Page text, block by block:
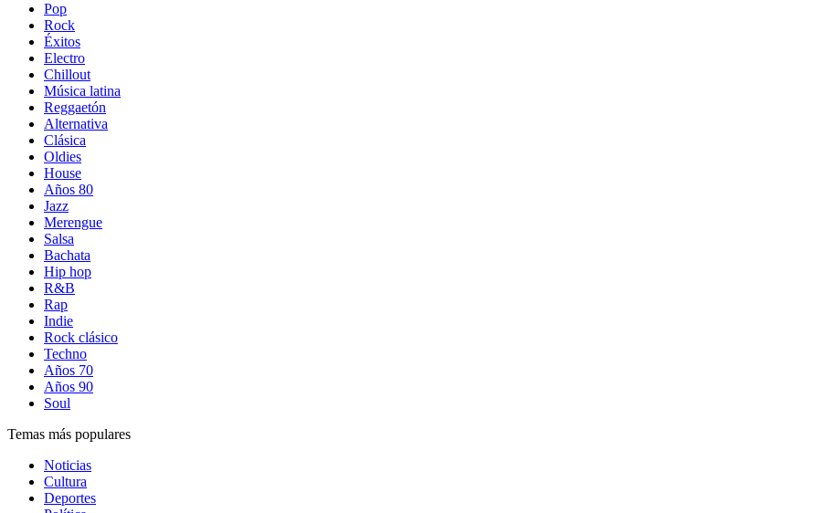
Pop
Rock
Éxitos
Electro
Chillout
Música latina
Reggaetón
Alternativa
Clásica
Oldies
House
Años 80
Jazz
Merengue
Salsa
Bachata
Hip hop
R&B
Rap
Indie
Rock clásico
Techno
Años 70
Años 90
Soul
Temas más populares
Noticias
Cultura
Deportes